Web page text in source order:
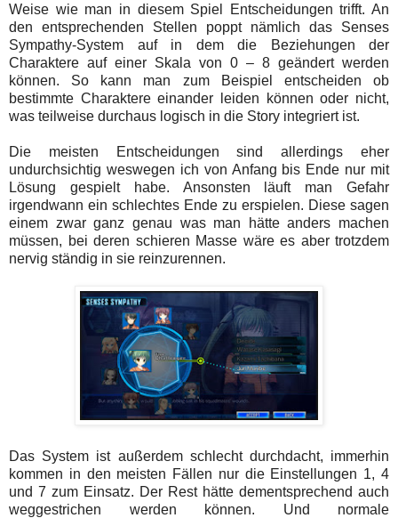
Weise wie man in diesem Spiel Entscheidungen trifft. An
den entsprechenden Stellen poppt nämlich das Senses
Sympathy-System auf in dem die Beziehungen der
Charaktere auf einer Skala von 0 – 8 geändert werden
können. So kann man zum Beispiel entscheiden ob
bestimmte Charaktere einander leiden können oder nicht,
was teilweise durchaus logisch in die Story integriert ist.
Die meisten Entscheidungen sind allerdings eher
undurchsichtig weswegen ich von Anfang bis Ende nur mit
Lösung gespielt habe. Ansonsten läuft man Gefahr
irgendwann ein schlechtes Ende zu erspielen. Diese sagen
einem zwar ganz genau was man hätte anders machen
müssen, bei deren schieren Masse wäre es aber trotzdem
nervig ständig in sie reinzurennen.
Das System ist außerdem schlecht durchdacht, immerhin
kommen in den meisten Fällen nur die Einstellungen 1, 4
und 7 zum Einsatz. Der Rest hätte dementsprechend auch
weggestrichen werden können. Und normale